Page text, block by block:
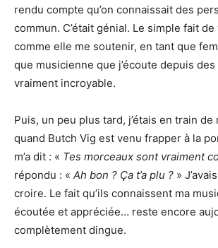
rendu compte qu’on connaissait des
commun. C’était génial. Le simple fait
comme elle me soutenir, en tant que
que musicienne que j’écoute depuis des
vraiment incroyable.
Puis, un peu plus tard, j’étais en train
quand Butch Vig est venu frapper à la
m’a dit : « Tes morceaux sont vraiment
répondu : « Ah bon ? Ça t’a plu ? »
croire. Le fait qu’ils connaissent ma
écoutée et appréciée… reste encore
complètement dingue.